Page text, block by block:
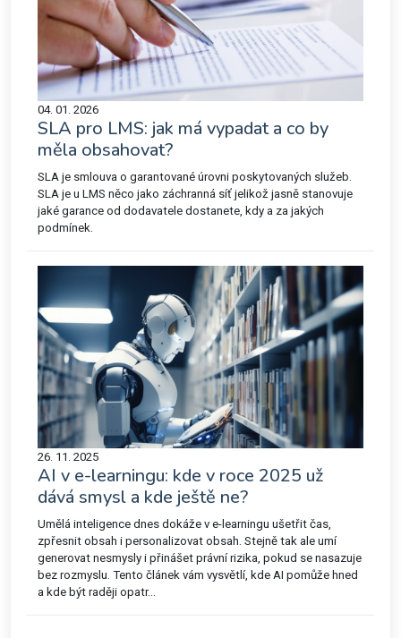
04. 01. 2026
SLA pro LMS: jak má vypadat a co by
měla obsahovat?
SLA je smlouva o garantované úrovni poskytovaných služeb.
SLA je u LMS něco jako záchranná síť jelikož jasně stanovuje
jaké garance od dodavatele dostanete, kdy a za jakých
podmínek.
26. 11. 2025
AI v e-learningu: kde v roce 2025 už
dává smysl a kde ještě ne?
Umělá inteligence dnes dokáže v e-learningu ušetřit čas,
zpřesnit obsah i personalizovat obsah. Stejně tak ale umí
generovat nesmysly i přinášet právní rizika, pokud se nasazuje
bez rozmyslu. Tento článek vám vysvětlí, kde AI pomůže hned
a kde být raději opatr...